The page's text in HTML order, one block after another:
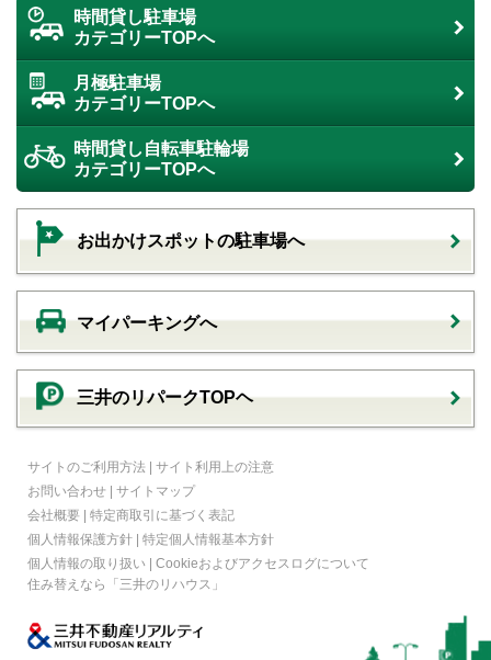
時間貸し駐車場
カテゴリーTOPへ
月極駐車場
カテゴリーTOPへ
時間貸し自転車駐輪場
カテゴリーTOPへ
お出かけスポットの駐車場へ
マイパーキングへ
三井のリパークTOPヘ
サイトのご利用方法 | サイト利用上の注意
お問い合わせ | サイトマップ
会社概要 | 特定商取引に基づく表記
個人情報保護方針 | 特定個人情報基本方針
個人情報の取り扱い | Cookieおよびアクセスログについて
住み替えなら
「三井のリハウス」